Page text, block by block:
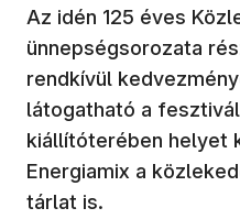
Az idén 125 éves
ünnepségsorozata
rendkívül
látogatható a
kiállítóterében helyet
Energiamix a
tárlat is.